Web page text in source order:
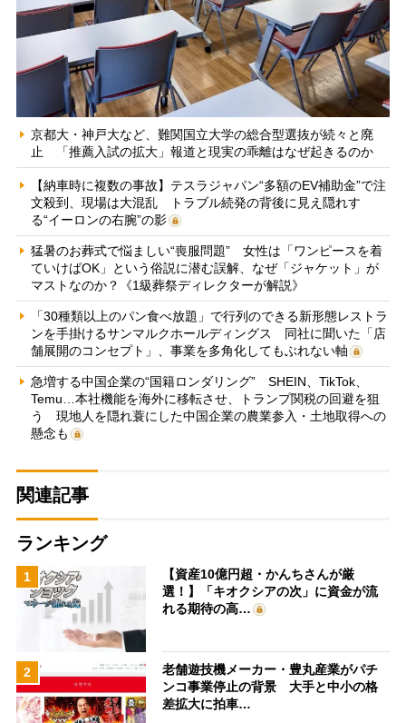
京都大・神戸大など、難関国立大学の総合型選抜が続々と廃
止 「推薦入試の拡大」報道と現実の乖離はなぜ起きるのか
【納車時に複数の事故】テスラジャパン“多額のEV補助金”で注
文殺到、現場は大混乱 トラブル続発の背後に見え隠れす
る“イーロンの右腕”の影
猛暑のお葬式で悩ましい“喪服問題” 女性は「ワンピースを着
ていけばOK」という俗説に潜む誤解、なぜ「ジャケット」が
マストなのか？《1級葬祭ディレクターが解説》
「30種類以上のパン食べ放題」で行列のできる新形態レストラ
ンを手掛けるサンマルクホールディングス 同社に聞いた「店
舗展開のコンセプト」、事業を多角化してもぶれない軸
急増する中国企業の“国籍ロンダリング” SHEIN、TikTok、
Temu…本社機能を海外に移転させ、トランプ関税の回避を狙
う 現地人を隠れ蓑にした中国企業の農業参入・土地取得への
懸念も
関連記事
ランキング
1
【資産10億円超・かんちさんが厳
選！】「キオクシアの次」に資金が流
れる期待の高…
2
老舗遊技機メーカー・豊丸産業がパチ
ンコ事業停止の背景 大手と中小の格
差拡大に拍車…